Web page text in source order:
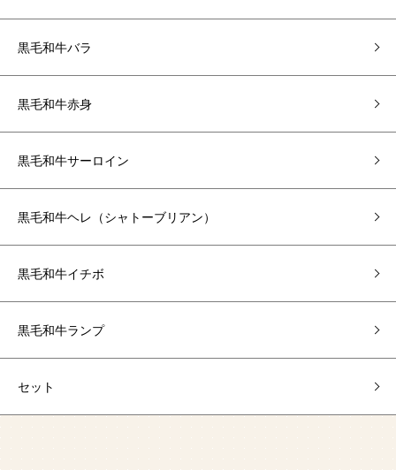
黒毛和牛バラ
黒毛和牛赤身
黒毛和牛サーロイン
黒毛和牛ヘレ（シャトーブリアン）
黒毛和牛イチボ
黒毛和牛ランプ
セット